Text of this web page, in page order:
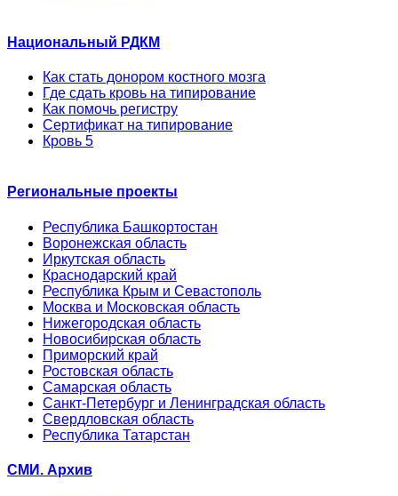
Национальный РДКМ
Как стать донором костного мозга
Где сдать кровь на типирование
Как помочь регистру
Сертификат на типирование
Кровь 5
Региональные проекты
Республика Башкортостан
Воронежская область
Иркутская область
Краснодарский край
Республика Крым и Севастополь
Москва и Московская область
Нижегородская область
Новосибирская область
Приморский край
Ростовская область
Самарская область
Санкт-Петербург и Ленинградская область
Свердловская область
Республика Татарстан
СМИ. Архив